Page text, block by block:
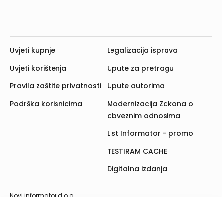
Uvjeti kupnje
Uvjeti korištenja
Pravila zaštite privatnosti
Podrška korisnicima
Legalizacija isprava
Upute za pretragu
Upute autorima
Modernizacija Zakona o
obveznim odnosima
List Informator - promo
TESTIRAM CACHE
Digitalna izdanja